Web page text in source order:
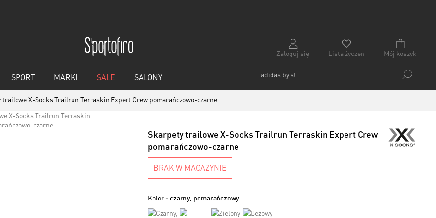
Zaloguj się Mój koszyk
Lista życzeń
SPORT MARKI SALE SALONY
trailowe X-Socks Trailrun Terraskin Expert Crew pomarańczowo-czarne
Skarpety trailowe X-Socks Trailrun Terraskin Expert Crew
pomarańczowo-czarne
BRAK W MAGAZYNIE
Kolor - czarny, pomarańczowy